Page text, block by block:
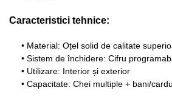
Caracteristici tehnice:
• Material: Oțel solid de calitate
• Sistem de închidere: Cifru
• Utilizare: Interior și exterior
• Capacitate: Chei multiple + bani/